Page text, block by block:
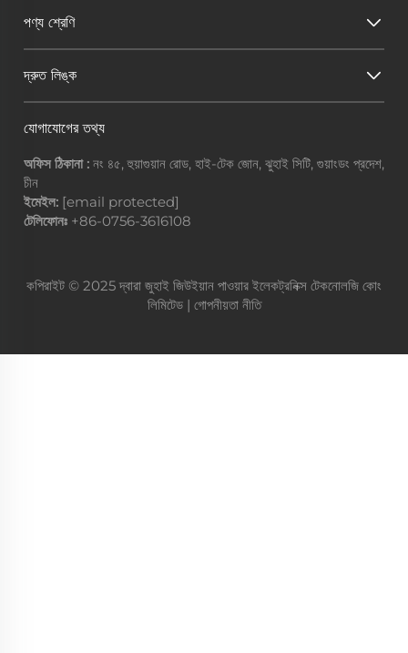
পণ্য শ্রেণি
দ্রুত লিঙ্ক
যোগাযোগের তথ্য
অফিস ঠিকানা : নং ৪৫, হুয়াগুয়ান রোড, হাই-টেক জোন, ঝুহাই সিটি, গুয়াংডং প্রদেশ,
চীন
ইমেইল: [email protected]
টেলিফোনঃ +86-0756-3616108
কপিরাইট © 2025 দ্বারা জুহাই জিউইয়ান পাওয়ার ইলেকট্রনিক্স টেকনোলজি কোং
লিমিটেড | গোপনীয়তা নীতি